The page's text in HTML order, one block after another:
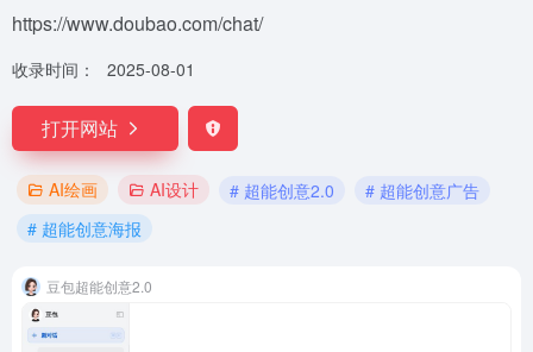
https://www.doubao.com/chat/
收录时间： 2025-08-01
打开网站
AI绘画 AI设计 # 超能创意2.0
# 超能创意广告
# 超能创意海报
豆包超能创意2.0